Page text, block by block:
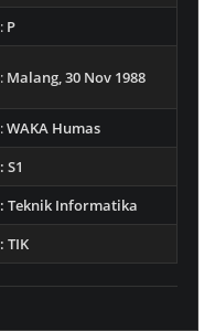
: P
: Malang, 30 Nov 1988
:WAKA Humas
: S1
: Teknik Informatika
: TIK